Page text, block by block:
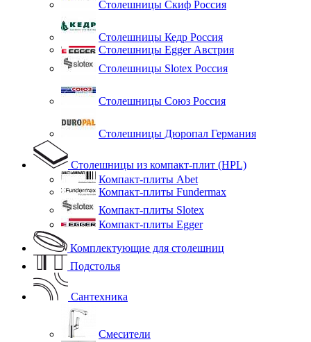
Столешницы Скиф Россия
Столешницы Кедр Россия
Столешницы Egger Австрия
Столешницы Slotex Россия
Столешницы Союз Россия
Столешницы Дюропал Германия
Столешницы из компакт-плит (HPL)
Компакт-плиты Abet
Компакт-плиты Fundermax
Компакт-плиты Slotex
Компакт-плиты Egger
Комплектующие для столешниц
Подстолья
Сантехника
Смесители